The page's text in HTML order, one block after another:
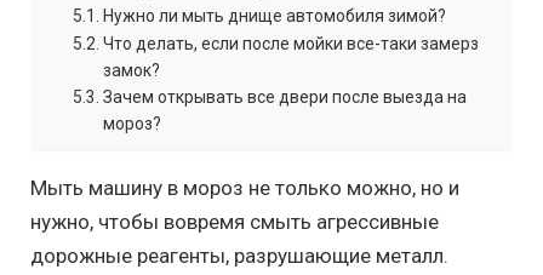
Нужно ли мыть днище автомобиля зимой?
Что делать, если после мойки все-таки замерз
замок?
Зачем открывать все двери после выезда на
мороз?
Мыть машину в мороз не только можно, но и
нужно, чтобы вовремя смыть агрессивные
дорожные реагенты, разрушающие металл.